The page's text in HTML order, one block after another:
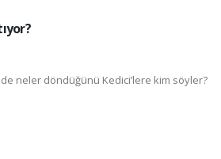
neler döndüğünü Kedici’lere kim söyler?